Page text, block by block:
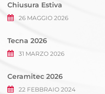
Chiusura Estiva
26 MAGGIO 2026
Tecna 2026
31 MARZO 2026
Ceramitec 2026
22 FEBBRAIO 2024